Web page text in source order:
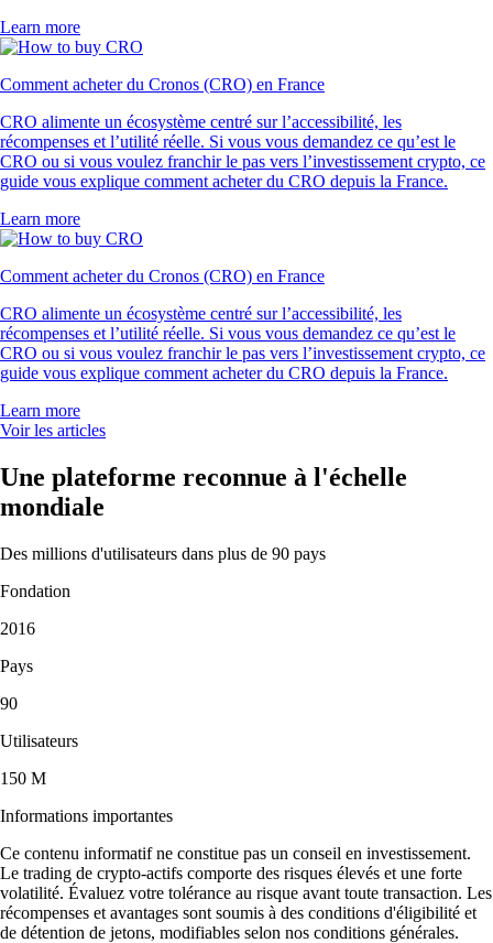
Learn more
Comment acheter du Cronos (CRO) en France
CRO alimente un écosystème centré sur l’accessibilité, les
récompenses et l’utilité réelle. Si vous vous demandez ce qu’est le
CRO ou si vous voulez franchir le pas vers l’investissement crypto, ce
guide vous explique comment acheter du CRO depuis la France.
Learn more
Comment acheter du Cronos (CRO) en France
CRO alimente un écosystème centré sur l’accessibilité, les
récompenses et l’utilité réelle. Si vous vous demandez ce qu’est le
CRO ou si vous voulez franchir le pas vers l’investissement crypto, ce
guide vous explique comment acheter du CRO depuis la France.
Learn more
Voir les articles
Une plateforme reconnue à l'échelle
mondiale
Des millions d'utilisateurs dans plus de 90 pays
Fondation
2016
Pays
90
Utilisateurs
150 M
Informations importantes
Ce contenu informatif ne constitue pas un conseil en investissement.
Le trading de crypto-actifs comporte des risques élevés et une forte
volatilité. Évaluez votre tolérance au risque avant toute transaction. Les
récompenses et avantages sont soumis à des conditions d'éligibilité et
de détention de jetons, modifiables selon nos conditions générales.